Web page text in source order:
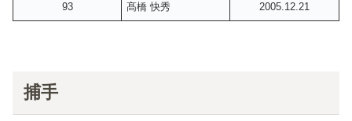
93 髙橋 快秀 2005.12.21
捕手